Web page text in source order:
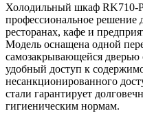
Холодильный шкаф RK710-
профессиональное решение
ресторанах, кафе и
Модель оснащена одной
самозакрывающейся дверью
удобный доступ к
несанкционированного
стали гарантирует
гигиеническим нормам.